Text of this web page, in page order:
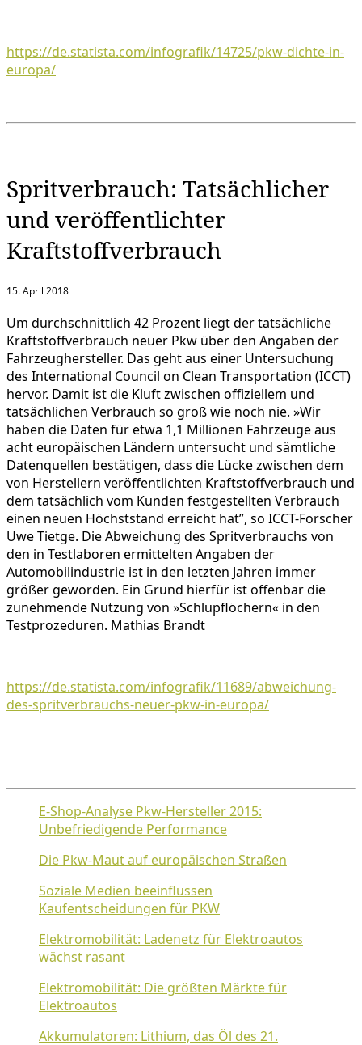
https://de.statista.com/infografik/14725/pkw-dichte-in-
europa/
Spritverbrauch: Tatsächlicher
und veröffentlichter
Kraftstoffverbrauch
15. April 2018
Um durchschnittlich 42 Prozent liegt der tatsächliche
Kraftstoffverbrauch neuer Pkw über den Angaben der
Fahrzeughersteller. Das geht aus einer Untersuchung
des International Council on Clean Transportation (ICCT)
hervor. Damit ist die Kluft zwischen offiziellem und
tatsächlichen Verbrauch so groß wie noch nie. »Wir
haben die Daten für etwa 1,1 Millionen Fahrzeuge aus
acht europäischen Ländern untersucht und sämtliche
Datenquellen bestätigen, dass die Lücke zwischen dem
von Herstellern veröffentlichten Kraftstoffverbrauch und
dem tatsächlich vom Kunden festgestellten Verbrauch
einen neuen Höchststand erreicht hat”, so ICCT-Forscher
Uwe Tietge. Die Abweichung des Spritverbrauchs von
den in Testlaboren ermittelten Angaben der
Automobilindustrie ist in den letzten Jahren immer
größer geworden. Ein Grund hierfür ist offenbar die
zunehmende Nutzung von »Schlupflöchern« in den
Testprozeduren. Mathias Brandt
https://de.statista.com/infografik/11689/abweichung-
des-spritverbrauchs-neuer-pkw-in-europa/
E-Shop-Analyse Pkw-Hersteller 2015:
Unbefriedigende Performance
Die Pkw-Maut auf europäischen Straßen
Soziale Medien beeinflussen
Kaufentscheidungen für PKW
Elektromobilität: Ladenetz für Elektroautos
wächst rasant
Elektromobilität: Die größten Märkte für
Elektroautos
Akkumulatoren: Lithium, das Öl des 21.